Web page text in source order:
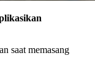
saat memasang